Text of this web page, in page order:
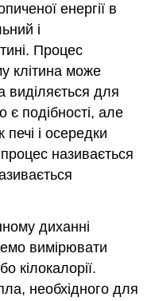
енергії в
і
Процес
клітина може
виділяється для
є подібності, але
печі і осередки
називається
диханні
вимірювати
кілокалорії.
необхідного для